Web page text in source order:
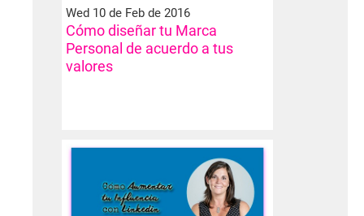
Wed 10 de Feb de 2016
Cómo diseñar tu Marca
Personal de acuerdo a tus
valores